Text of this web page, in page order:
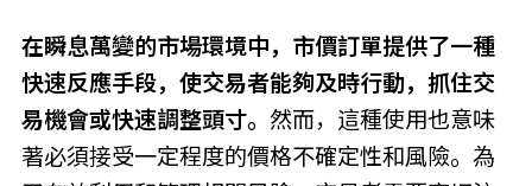
在瞬息萬變的市場環境中，市價訂單提供了一種
快速反應手段，使交易者能夠及時行動，抓住交
易機會或快速調整頭寸。 然而，這種使用也意味
著必須接受一定程度的價格不確定性和風險。為